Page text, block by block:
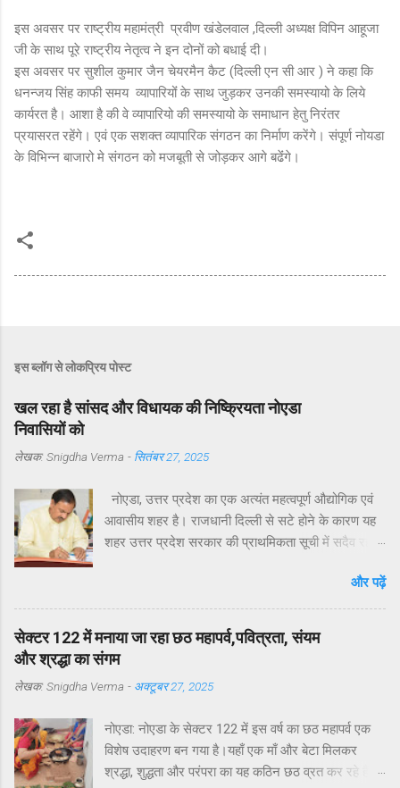
इस अवसर पर राष्ट्रीय महामंत्री प्रवीण खंडेलवाल ,दिल्ली अध्यक्ष विपिन आहूजा
जी के साथ पूरे राष्ट्रीय नेतृत्व ने इन दोनों को बधाई दी।
इस अवसर पर सुशील कुमार जैन चेयरमैन कैट (दिल्ली एन सी आर ) ने कहा कि
धनन्जय सिंह काफी समय व्यापारियोंं के साथ जुड़कर उनकी समस्यायो के लिये
कार्यरत है। आशा है की वे व्यापारियो की समस्यायो के समाधान हेतु निरंतर
प्रयासरत रहेंगे। एवं एक सशक्त व्यापारिक संगठन का निर्माण करेंगे। संपूर्ण नोयडा
के विभिन्न बाजारो मे संगठन को मजबूती से जोड़कर आगे बढेंंगे।
इस ब्लॉग से लोकप्रिय पोस्ट
खल रहा है सांसद और विधायक की निष्क्रियता नोएडा
निवासियों को
लेखक: Snigdha Verma - सितंबर 27, 2025
नोएडा, उत्तर प्रदेश का एक अत्यंत महत्वपूर्ण औद्योगिक एवं
आवासीय शहर है। राजधानी दिल्ली से सटे होने के कारण यह
शहर उत्तर प्रदेश सरकार की प्राथमिकता सूची में सदैव रहा
विगत वर्षों में नोएडा, ग्रेटर नोएडा और यमुना एक्सप्रेसवे क्षेत्रों
का अभूतपूर्व दौरा किया है।परंतु, यह अत्यंत खेदजनक है कि
स्थानीय सांसद डॉ. महेश शर्मा एवं विधायक श्री पंकज सिंह
नोएडा के विकास में अपेक्षित सक्रियता नहीं दिखा रहे हैं।
उठाने के बावजूद ठोस कार्यवाही नहीं हो रही है। यह कहना है
संगठन सेक्टर 122 के अध्यक्ष डॉ उमेश शर्मा ने नोएडा की
प्रमुख समस्याओं के हल न होने के कारण जनप्रतिनिधियों की
निष्क्रियता बताया है. उनके अनुसार सांसद और विधायक को
और पढ़ें
सेक्टर 122 में मनाया जा रहा छठ महापर्व,पवित्रता, संयम
और श्रद्धा का संगम
लेखक: Snigdha Verma - अक्टूबर 27, 2025
नोएडा: नोएडा के सेक्टर 122 में इस वर्ष का छठ महापर्व एक
विशेष उदाहरण बन गया है।यहाँ एक माँ और बेटा मिलकर
श्रद्धा, शुद्धता और परंपरा का यह कठिन छठ व्रत कर रहे हैं —